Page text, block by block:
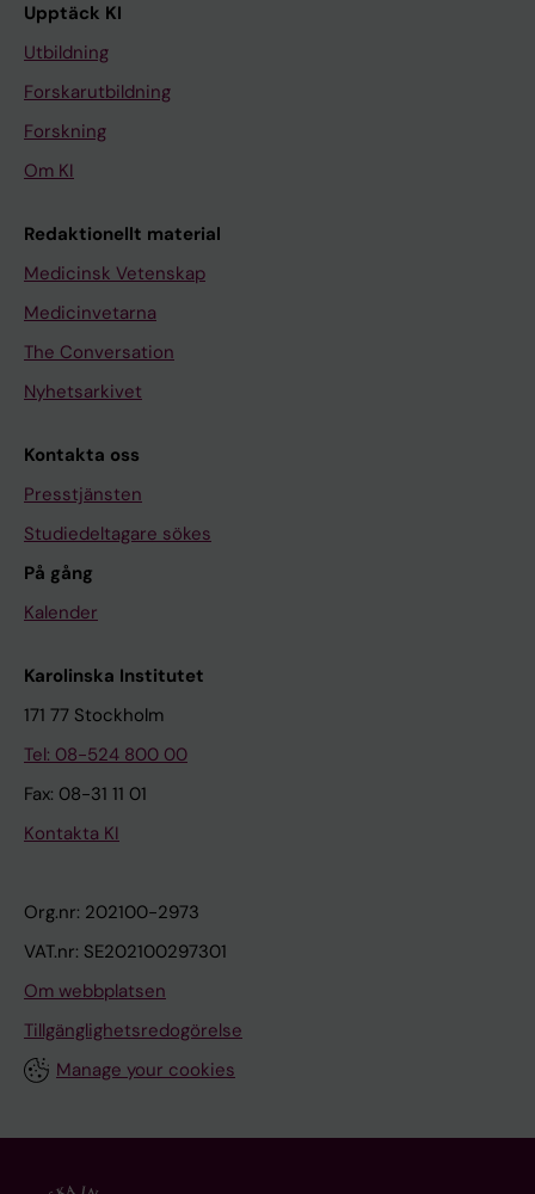
Upptäck KI
Utbildning
Forskarutbildning
Forskning
Om KI
Redaktionellt material
Medicinsk Vetenskap
Medicinvetarna
The Conversation
Nyhetsarkivet
Kontakta oss
Presstjänsten
Studiedeltagare sökes
På gång
Kalender
Karolinska Institutet
171 77 Stockholm
Tel: 08-524 800 00
Fax: 08-31 11 01
Kontakta KI
Org.nr: 202100-2973
VAT.nr: SE202100297301
Om webbplatsen
Tillgänglighetsredogörelse
Manage your cookies